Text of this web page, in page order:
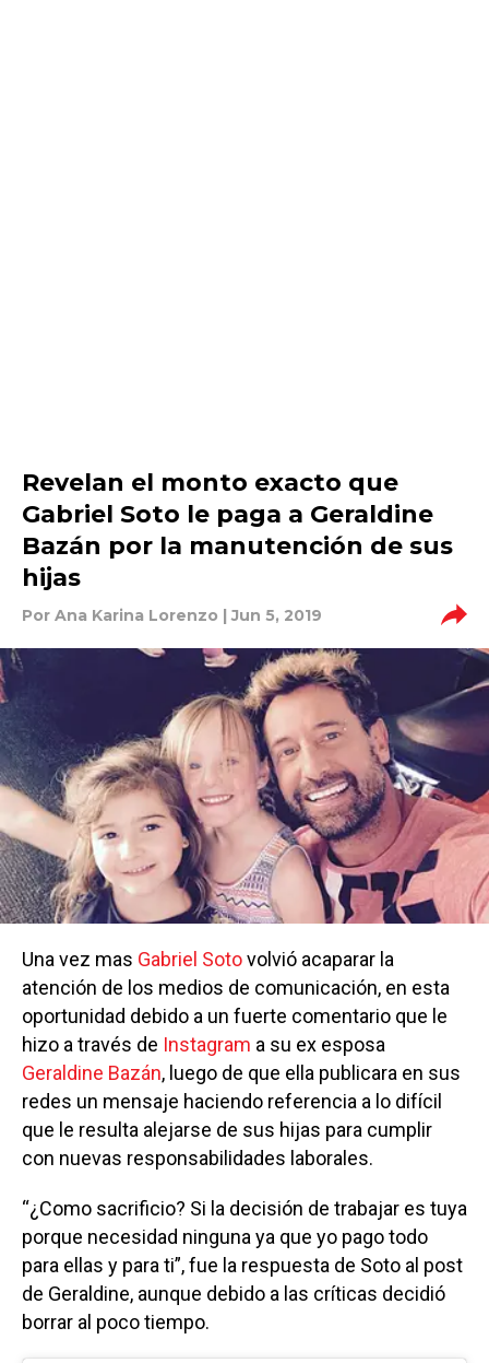
Revelan el monto exacto que
Gabriel Soto le paga a Geraldine
Bazán por la manutención de sus
hijas
Por Ana Karina Lorenzo | Jun 5, 2019
Una vez mas Gabriel Sotovolvió acaparar la
atención de los medios de comunicación, en esta
oportunidad debido a un fuerte comentario que le
hizo a través de Instagram a su ex esposa
Geraldine Bazán, luego de que ella publicara en sus
redes un mensaje haciendo referencia a lo difícil
que le resulta alejarse de sus hijas para cumplir
con nuevas responsabilidades laborales.
“¿Como sacrificio? Si la decisión de trabajar es tuya
porque necesidad ninguna ya que yo pago todo
para ellas y para ti”, fue la respuesta de Soto al post
de Geraldine, aunque debido a las críticas decidió
borrar al poco tiempo.